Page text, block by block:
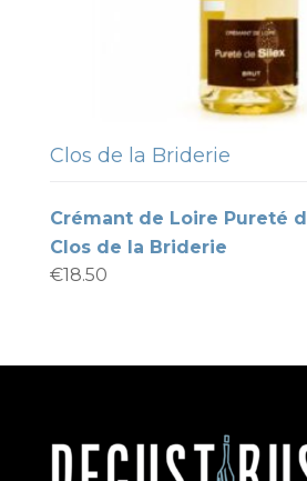
Clos de la Briderie
Crémant de Loire Pureté
Clos de la Briderie
€18.50